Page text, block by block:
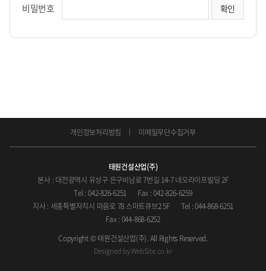
비밀번호
개인정보처리방침 이메일무단수집거부
태원건설산업(주)
본사 : 대전광역시 유성구 은구비남로 7번길 14-7 네오라이프빌딩 2F
Tel : 042-826-6251
Fax : 042-826-6259
지사 : 세종특별자치시 마음로 78 스마트큐브2 5F
Tel : 044-868-6251
Fax : 044-868-6252
Copyright © 태원건설산업(주). All Rights Reserved.
Designed byWebSite.co.kr